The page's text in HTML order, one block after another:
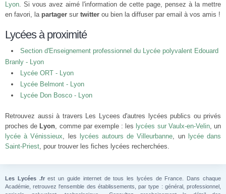
Lyon. Si vous avez aimé l'information de cette page, pensez à la mettre
en favori, la partager sur twitter ou bien la diffuser par email à vos amis !
Lycées à proximité
Section d'Enseignement professionnel du Lycée polyvalent Edouard
Branly - Lyon
Lycée ORT - Lyon
Lycée Belmont - Lyon
Lycée Don Bosco - Lyon
Retrouvez aussi à travers Les Lycees d'autres lycées publics ou privés
proches de Lyon, comme par exemple : les lycées sur Vaulx-en-Velin, un
lycée à Vénissieux, les lycées autours de Villeurbanne, un lycée dans
Saint-Priest, pour trouver les fiches lycées recherchées.
Les Lycées .frest un guide internet de tous les lycées de France. Dans chaque
Académie, retrouvez l'ensemble des établissements, par type : général, professionnel,